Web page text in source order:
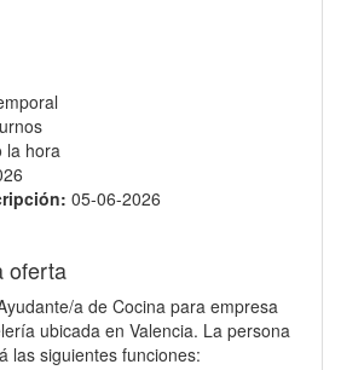
la hora
05-06-2026
oferta
a de Cocina para empresa
ubicada en Valencia. La persona
las siguientes funciones: